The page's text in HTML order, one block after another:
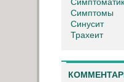
Симптомы
Синусит
Трахеит